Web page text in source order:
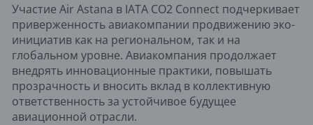
Участие Air Astana в IATA CO2 Connect подчеркивает
приверженность авиакомпании продвижению эко-
инициатив как на региональном, так и на
глобальном уровне. Авиакомпания продолжает
внедрять инновационные практики, повышать
прозрачность и вносить вклад в коллективную
ответственность за устойчивое будущее
авиационной отрасли.